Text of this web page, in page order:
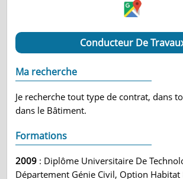
Conducteur De
Ma recherche
Je recherche tout type de contrat, dans
dans le Bâtiment.
Formations
2009 : Diplôme Universitaire De
Département Génie Civil, Option Habitat